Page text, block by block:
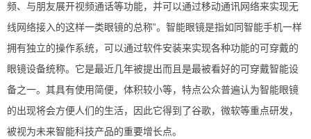
频、与朋友展开视频通话等功能，并可以通过移动通讯网络来实现无
线网络接入的这样一类眼镜的总称”。智能眼镜是指如同智能手机一样
拥有独立的操作系统，可以通过软件安装来实现各种功能的可穿戴的
眼镜设备统称。它是最近几年被提出而且是最被看好的可穿戴智能设
备之一。其具有使用简便，体积较小等，特点公众普遍认为智能眼镜
的出现将会方便人们的生活，因此它得到了谷歌，微软等重点研发，
被视为未来智能科技产品的重要增长点。